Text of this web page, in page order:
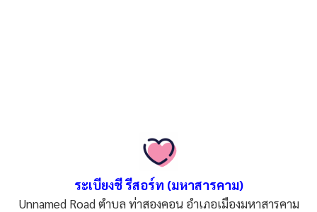
ระเบียงชี รีสอร์ท (มหาสารคาม)
Unnamed Road ตำบล ท่าสองคอน อำเภอเมืองมหาสารคาม